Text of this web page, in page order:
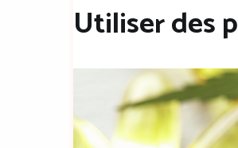
Utiliser des